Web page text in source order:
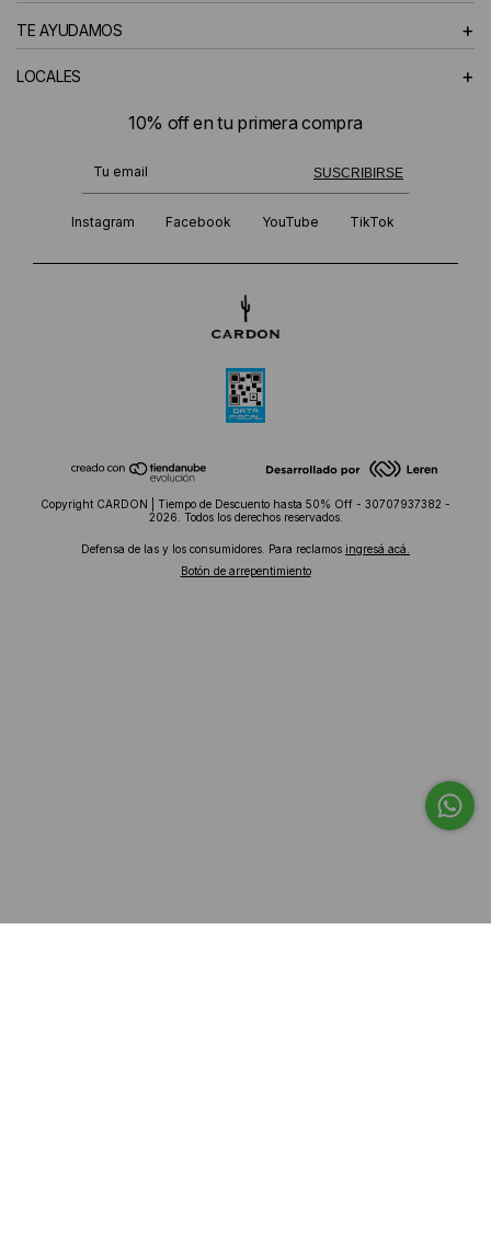
TE AYUDAMOS +
LOCALES +
10% off en tu primera compra
SUSCRIBIRSE
¡Te suscribiste exitosamente!
Instagram Facebook YouTube TikTok
Copyright CARDON | Tiempo de Descuento hasta 50% Off - 30707937382 -
2026. Todos los derechos reservados.
Defensa de las y los consumidores. Para reclamos ingresá acá.
Botón de arrepentimiento